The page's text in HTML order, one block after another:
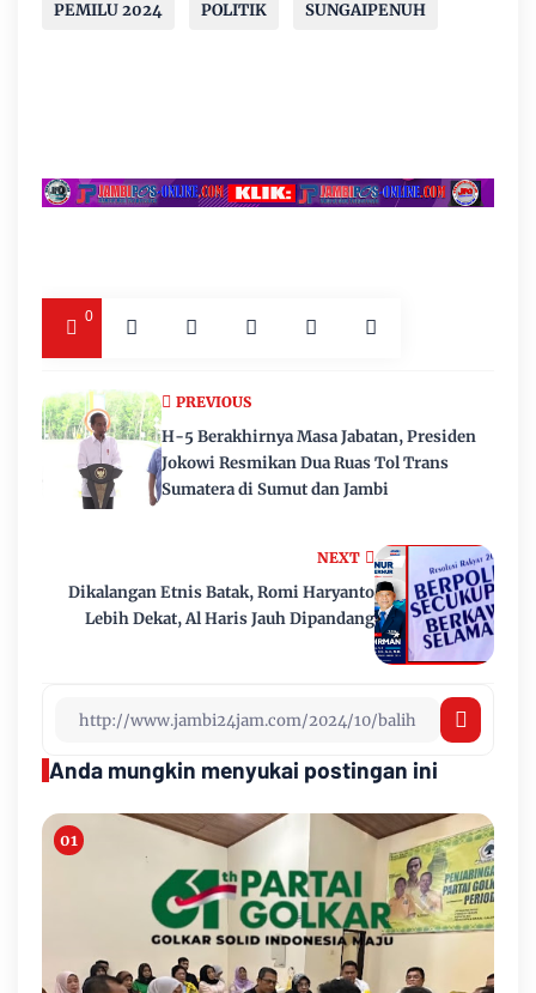
PEMILU 2024 POLITIK SUNGAIPENUH
0
NEXT
Dikalangan Etnis Batak, Romi Haryanto
Lebih Dekat, Al Haris Jauh Dipandang
PREVIOUS
H-5 Berakhirnya Masa Jabatan, Presiden
Jokowi Resmikan Dua Ruas Tol Trans
Sumatera di Sumut dan Jambi
Anda mungkin menyukai postingan ini